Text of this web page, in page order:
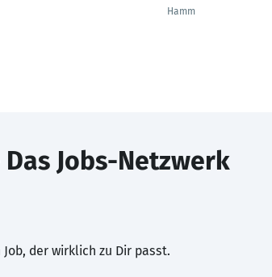
Hamm
Das Jobs-Netzwerk
der wirklich zu Dir passt.